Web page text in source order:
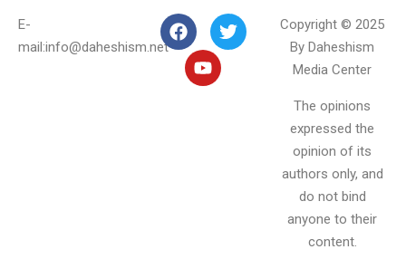
E-
mail:info@daheshism.net
Copyright © 2025
By Daheshism
Media Center
The opinions
expressed the
opinion of its
authors only, and
do not bind
anyone to their
content.